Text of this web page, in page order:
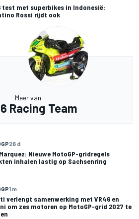
test met superbikes in Indonesië:
Rossi rijdt ook
Meer van
Racing Team
26 d
Nieuwe MotoGP-gridregels
inhalen lastig op Sachsenring
1 m
verlengt samenwerking met VR46 en
om zes motoren op MotoGP-grid 2027 te